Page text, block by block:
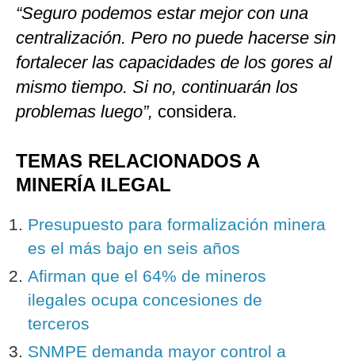
“Seguro podemos estar mejor con una
centralización. Pero no puede hacerse sin
fortalecer las capacidades de los gores al
mismo tiempo. Si no, continuarán los
problemas luego”, considera.
TEMAS RELACIONADOS A
MINERÍA ILEGAL
Presupuesto para formalización minera
es el más bajo en seis años
Afirman que el 64% de mineros
ilegales ocupa concesiones de
terceros
SNMPE demanda mayor control a